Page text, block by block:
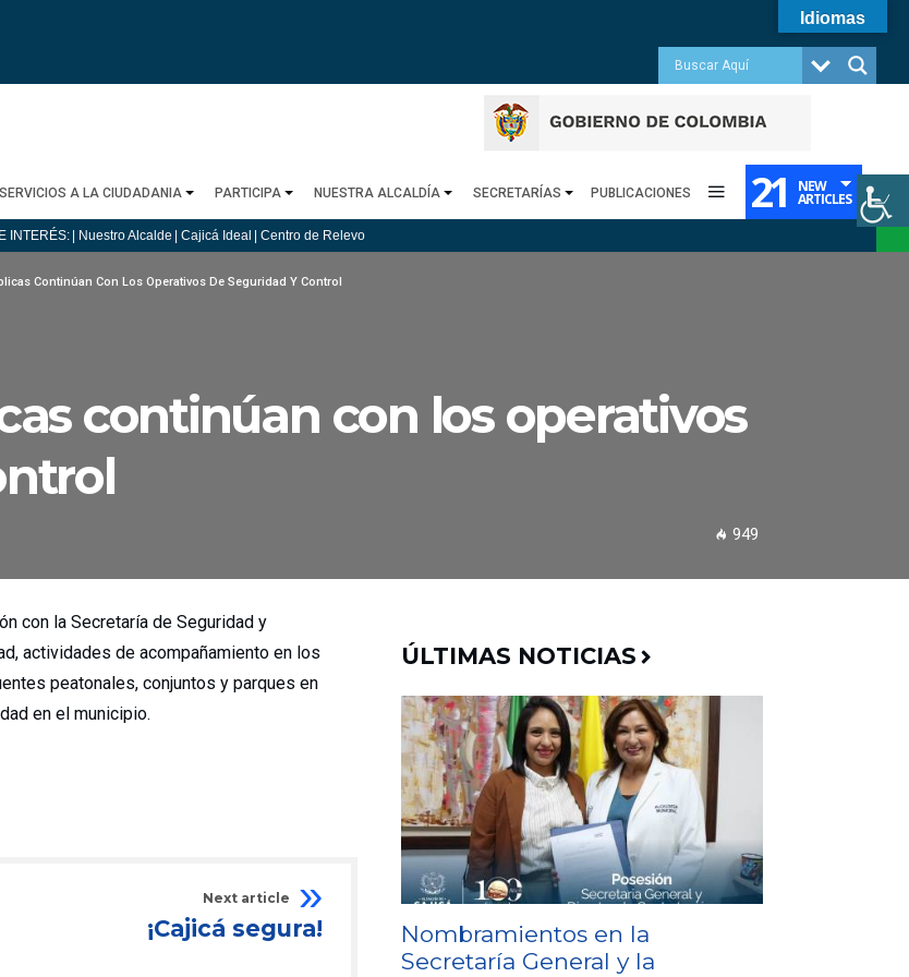
A LA CIUDADANIA PARTICIPA NUESTRA ALCALDÍA SECRETARÍAS PUBLICACIONES 21 NEW
ARTICLES
INTERÉS: | Nuestro Alcalde | Cajicá Ideal | Centro de Relevo
Continúan Con Los Operativos De Seguridad Y Control
continúan con los operativos
949
con la Secretaría de Seguridad y
actividades de acompañamiento en los
peatonales, conjuntos y parques en
en el municipio.
Next article
¡Cajicá segura!
ÚLTIMAS NOTICIAS
Nombramientos en la
Secretaría General y la
Idiomas